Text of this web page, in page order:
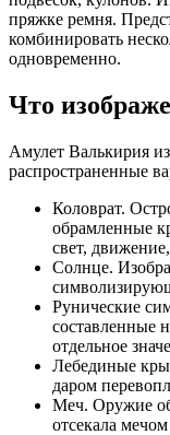
пряжке ремня.
комбинировать
одновременно.
Что
Амулет Валькирия
распространенные
Коловрат.
обрамленные
свет,
Солнце.
Рунические
составленные
отдельное
Лебединые
даром
Меч. Оружие
отсекала